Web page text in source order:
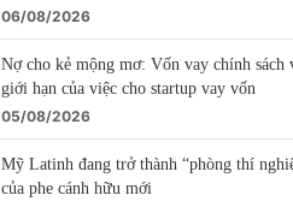
06/08/2026
Nợ cho kẻ mộng mơ: Vốn vay chính sách
giới hạn của việc cho startup vay vốn
05/08/2026
Mỹ Latinh đang trở thành “phòng thí
của phe cánh hữu mới